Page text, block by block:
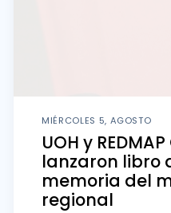
MIÉRCOLES 5, AGOSTO
UOH y
lanzaron libro
memoria del
regional